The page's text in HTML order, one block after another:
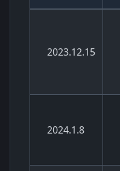
2023.12.15
2024.1.8